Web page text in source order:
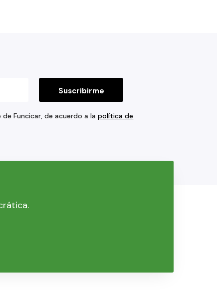
Funcicar, de acuerdo a lapolítica de